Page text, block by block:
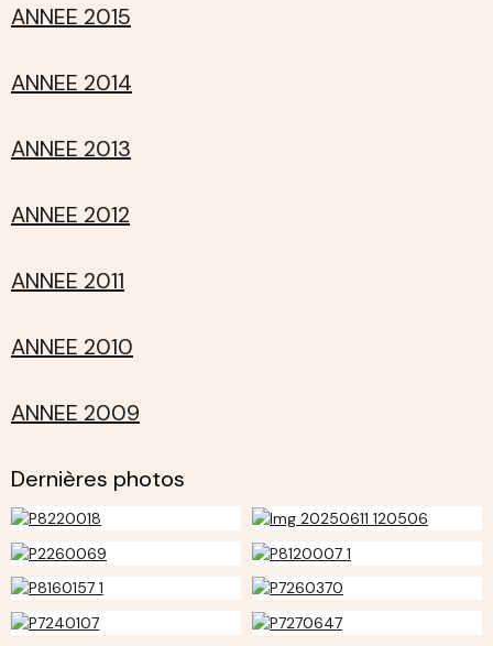
ANNEE 2015
ANNEE 2014
ANNEE 2013
ANNEE 2012
ANNEE 2011
ANNEE 2010
ANNEE 2009
Dernières photos